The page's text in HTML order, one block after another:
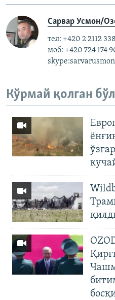
Сарвар Усмон/
тел: +420 2 2112
моб: +420 724 174
Кўрмай қолган